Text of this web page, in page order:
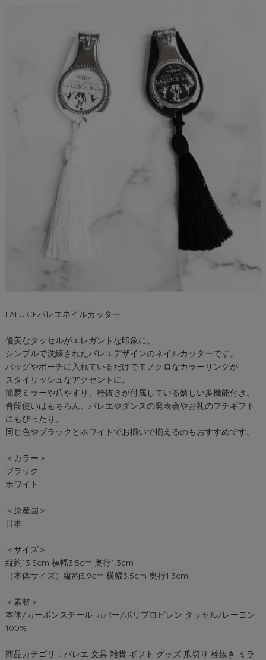
LALUICEバレエネイルカッター
優美なタッセルがエレガントな印象に。
シンプルで洗練されたバレエデザインのネイルカッターです。
バッグやポーチに入れているだけでモノクロなカラーリングが
スタイリッシュなアクセントに。
簡易ミラーや爪やすり、栓抜きが付属している嬉しい多機能付き。
普段使いはもちろん、バレエやダンスの発表会やお礼のプチギフト
にもぴったり。
同じ色やブラックとホワイトでお揃いで揃えるのもおすすめです。
＜カラー＞
ブラック
ホワイト
＜原産国＞
日本
＜サイズ＞
縦約13.5cm 横幅3.5cm 奥行1.3cm
（本体サイズ）縦約5.9cm 横幅3.5cm 奥行1.3cm
＜素材＞
本体/カーボンスチール カバー/ポリプロピレン タッセル/レーヨン
100%
商品カテゴリ：バレエ 文具 雑貨 ギフト グッズ 爪切り 栓抜き ミラ